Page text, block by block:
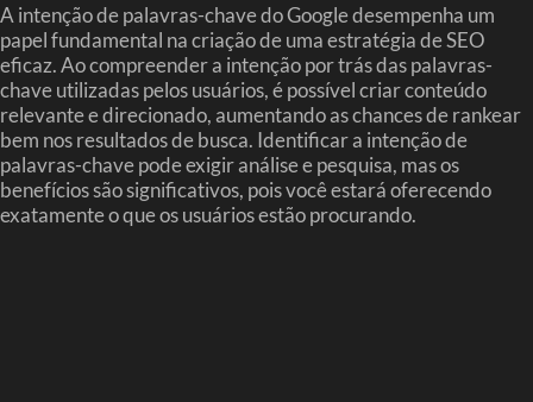
A intenção de palavras-chave do Google desempenha um
papel fundamental na criação de uma estratégia de SEO
eficaz. Ao compreender a intenção por trás das palavras-
chave utilizadas pelos usuários, é possível criar conteúdo
relevante e direcionado, aumentando as chances de rankear
bem nos resultados de busca. Identificar a intenção de
palavras-chave pode exigir análise e pesquisa, mas os
benefícios são significativos, pois você estará oferecendo
exatamente o que os usuários estão procurando.